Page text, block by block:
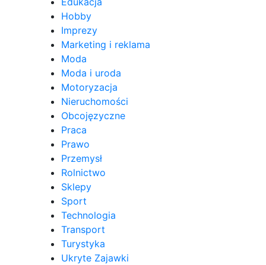
Hobby
Imprezy
Marketing i reklama
Moda
Moda i uroda
Motoryzacja
Nieruchomości
Obcojęzyczne
Praca
Prawo
Przemysł
Rolnictwo
Sklepy
Sport
Technologia
Transport
Turystyka
Ukryte Zajawki